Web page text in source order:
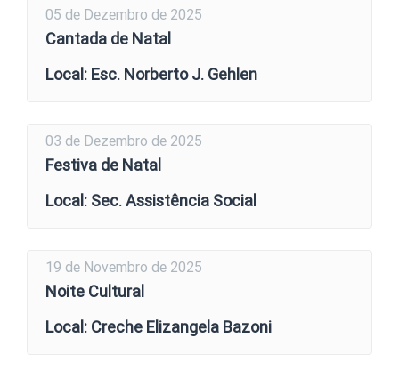
05 de Dezembro de 2025
Cantada de Natal
Local: Esc. Norberto J. Gehlen
03 de Dezembro de 2025
Festiva de Natal
Local: Sec. Assistência Social
19 de Novembro de 2025
Noite Cultural
Local: Creche Elizangela Bazoni